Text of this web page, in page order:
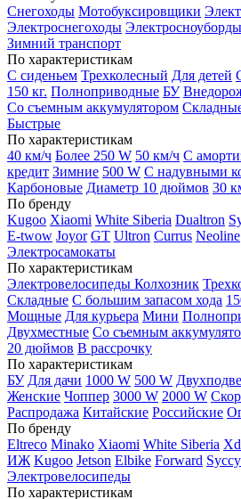
Снегоходы Мотобуксировщики
Электроснегоходы Электросноуборды
Зимний транспорт
По характеристикам
С сиденьем Трехколесный Для детей
150 кг. Полноприводные БУ
Со съемным аккумулятором
Быстрые
По характеристикам
40 км/ч Более 250 W 50 км/ч С
кредит Зимние 500 W С надувными
Карбоновые Диаметр 10 дюймов 30
По бренду
Kugoo Xiaomi White Siberia Dualtron
E-twow Joyor GT Ultron Currus Neoline
Электросамокаты
По характеристикам
Электровелосипеды Колхозник
Складные С большим запасом хода
Мощные Для курьера Мини
Двухместные Со съемным
20 дюймов В рассрочку
По характеристикам
БУ Для дачи 1000 W 500 W
Женские Чоппер 3000 W 2000 W
Распродажа Китайские Российские
По бренду
Eltreco Minako Xiaomi White Siberia
ИЖ Kugoo Jetson Elbike Forward
Электровелосипеды
По характеристикам